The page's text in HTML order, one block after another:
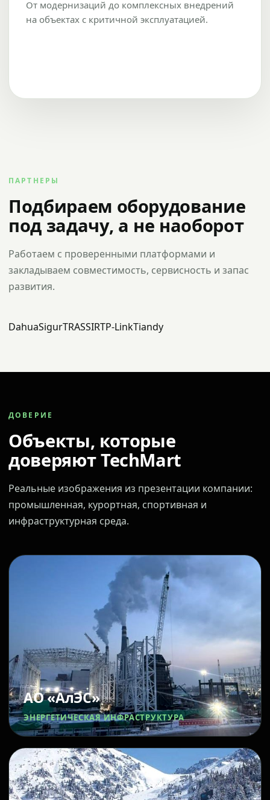
От модернизаций до комплексных внедрений
на объектах с критичной эксплуатацией.
ПАРТНЕРЫ
Подбираем оборудование
под задачу, а не наоборот
Работаем с проверенными платформами и
закладываем совместимость, сервисность и запас
развития.
DahuaSigurTRASSIRTP-LinkTiandy
ДОВЕРИЕ
Объекты, которые
доверяют TechMart
Реальные изображения из презентации компании:
промышленная, курортная, спортивная и
инфраструктурная среда.
АО «АлЭС»
ЭНЕРГЕТИЧЕСКАЯ ИНФРАСТРУКТУРА